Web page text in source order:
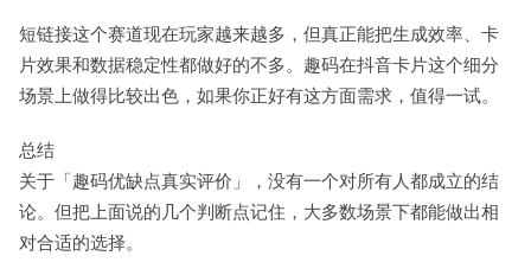
短链接这个赛道现在玩家越来越多，但真正能把生成效率、卡
片效果和数据稳定性都做好的不多。趣码在抖音卡片这个细分
场景上做得比较出色，如果你正好有这方面需求，值得一试。
总结
关于「趣码优缺点真实评价」，没有一个对所有人都成立的结
论。但把上面说的几个判断点记住，大多数场景下都能做出相
对合适的选择。